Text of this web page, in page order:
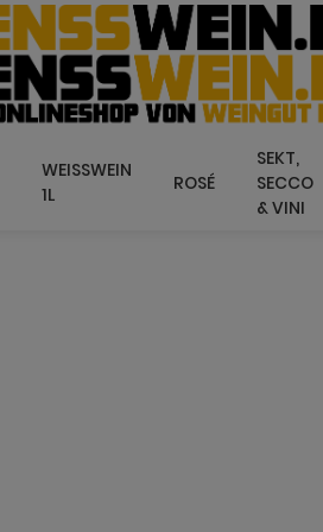
WEISSWEIN 1
L
ROSÉ
SEKT,
SECCO
& VINI